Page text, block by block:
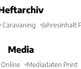
Jahresinhalt
Media
Mediadaten Print